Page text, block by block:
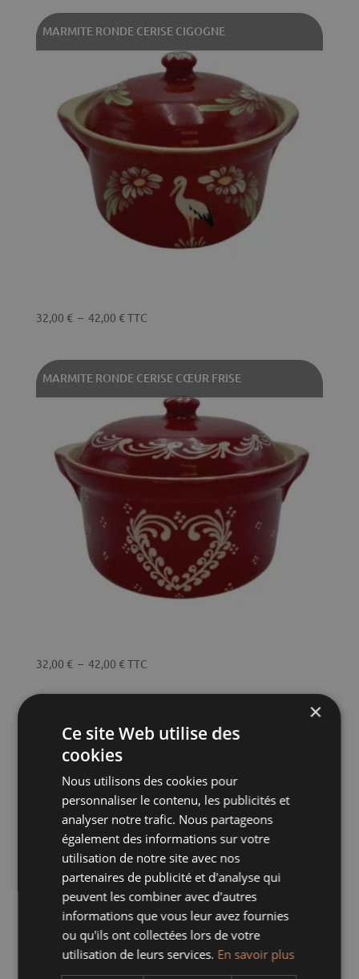
32,00 €
MARMITE RONDE CERISE CIGOGNE
32,00 € – 42,00 €Plage
32,00 €
TTC
MARMITE RONDE CERISE CŒUR FRISE
32,00 € – 42,00 €Plage
à
TTC
MARMITE RONDE CERISE MARGUERITE ×
Ce site Web utilise des
cookies
Nous utilisons des cookies pour
personnaliser le contenu, les publicités et
analyser notre trafic. Nous partageons
également des informations sur votre
utilisation de notre site avec nos
partenaires de publicité et d'analyse qui
peuvent les combiner avec d'autres
informations que vous leur avez fournies
ou qu'ils ont collectées lors de votre
utilisation de leurs services. En savoir plus